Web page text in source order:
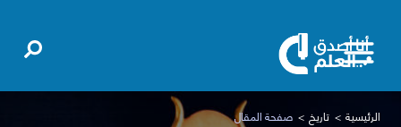
الرئيسية تاريخ صفحة المقال